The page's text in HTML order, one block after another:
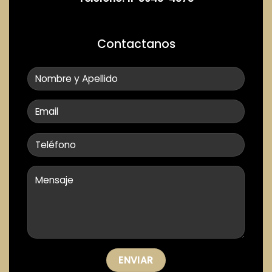
impermeable marca Quimtex o similar textura fina o media.
pintura. Contrapisos en PB y PA y carpetas hidrófugas.
vista o cielorraso donde corresponda. Contrapiso con
pendiente con juntas de dilatación en paños a definir-
membrana liquida dos manos - babetas perimetrales -.
EXTERIOR
herrería.
Contactanos